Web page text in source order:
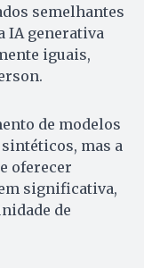
semelhantes
IA generativa
iguais,
de modelos
mas a
oferecer
significativa,
de